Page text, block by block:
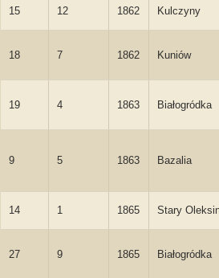
15 12 1862 Kulczyny
18 7 1862 Kuniów
19 4 1863 Białogródka
9 5 1863 Bazalia
14 1 1865 Stary
27 9 1865 Białogródka